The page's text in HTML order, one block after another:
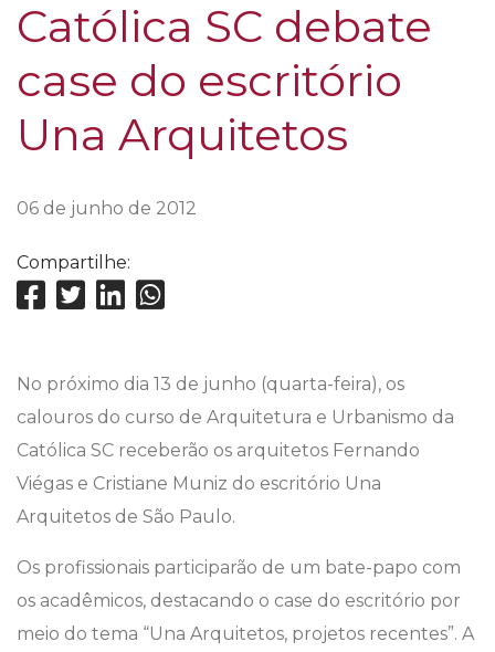
Católica SC debate
case do escritório
Una Arquitetos
06 de junho de 2012
Compartilhe:
No próximo dia 13 de junho (quarta-feira), os
calouros do curso de Arquitetura e Urbanismo da
Católica SC receberão os arquitetos Fernando
Viégas e Cristiane Muniz do escritório Una
Arquitetos de São Paulo.
Os profissionais participarão de um bate-papo com
os acadêmicos, destacando o case do escritório por
meio do tema “Una Arquitetos, projetos recentes”. A